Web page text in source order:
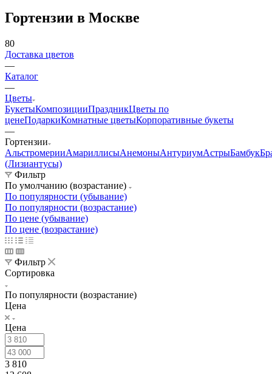
Гортензии в Москве
80
Доставка цветов
—
Каталог
—
Цветы
БукетыКомпозицииПраздникЦветы по
ценеПодаркиКомнатные цветыКорпоративные букеты
—
Гортензии
АльстромерииАмариллисыАнемоныАнтуриумАстрыБамбук
(Лизиантусы)
Фильтр
По умолчанию (возрастание)
По популярности (убывание)
По популярности (возрастание)
По цене (убывание)
По цене (возрастание)
Фильтр
Сортировка
По популярности (возрастание)
Цена
Цена
3 810